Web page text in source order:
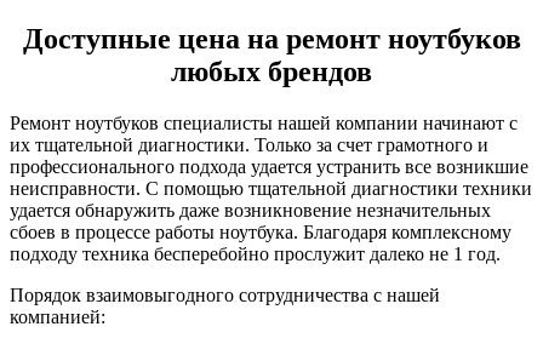
Доступные цена на ремонт ноутбуков
любых брендов
Ремонт ноутбуков специалисты нашей компании начинают с
их тщательной диагностики. Только за счет грамотного и
профессионального подхода удается устранить все возникшие
неисправности. С помощью тщательной диагностики техники
удается обнаружить даже возникновение незначительных
сбоев в процессе работы ноутбука. Благодаря комплексному
подходу техника бесперебойно прослужит далеко не 1 год.
Порядок взаимовыгодного сотрудничества с нашей
компанией: